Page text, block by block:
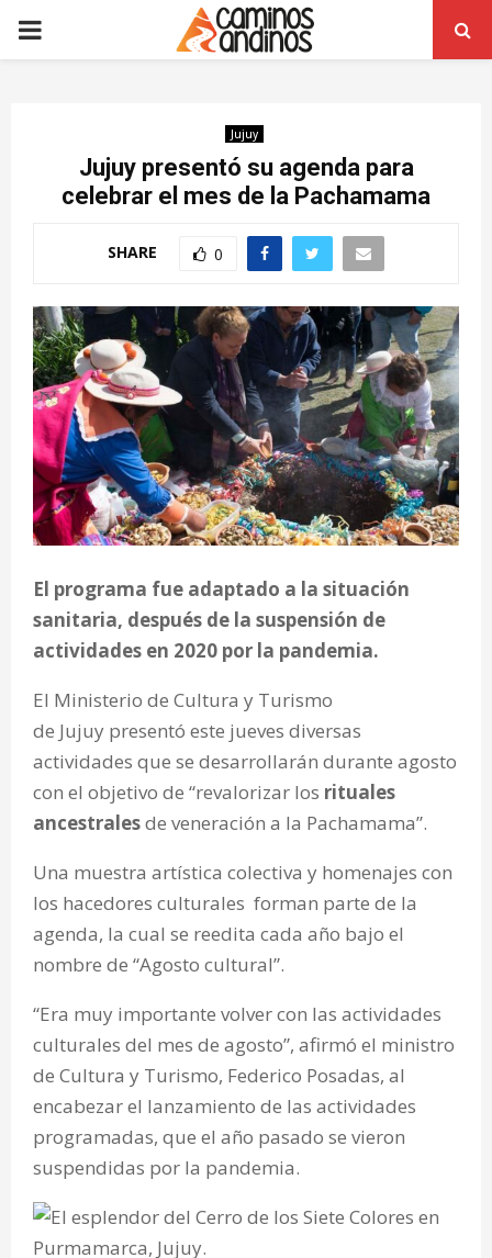
PRIMARY
Jujuy
Jujuy presentó su agenda para
celebrar el mes de la Pachamama
SHARE 0
El programa fue adaptado a la situación
sanitaria, después de la suspensión de
actividades en 2020 por la pandemia.
El Ministerio de Cultura y Turismo
de Jujuy presentó este jueves diversas
actividades que se desarrollarán durante agosto
con el objetivo de “revalorizar los rituales
ancestralesde veneración a la Pachamama”.
Una muestra artística colectiva y homenajes con
los hacedores culturales forman parte de la
agenda, la cual se reedita cada año bajo el
nombre de “Agosto cultural”.
“Era muy importante volver con las actividades
culturales del mes de agosto”, afirmó el ministro
de Cultura y Turismo, Federico Posadas, al
encabezar el lanzamiento de las actividades
programadas, que el año pasado se vieron
suspendidas por la pandemia.